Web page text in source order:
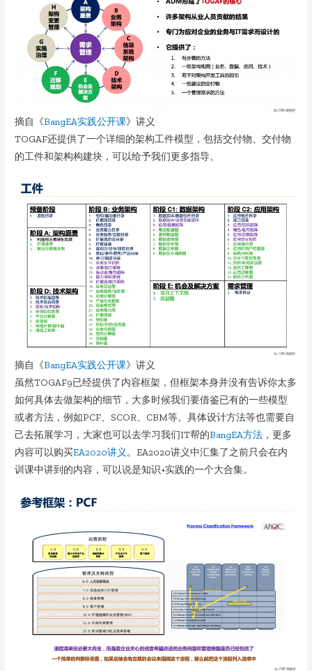
摘自《BangEA实践公开课》讲义
TOGAF还提供了一个详细的架构工件模型，包括交付物、交付物
的工件和架构构建块，可以给予我们更多指导。
摘自《BangEA实践公开课》讲义
虽然TOGAF9已经提供了内容框架，但框架本身并没有告诉你太多
如何具体去做架构的细节，大多时候我们要借鉴已有的一些模型
或者方法，例如PCF、SCOR、CBM等。具体设计方法等也需要自
己去拓展学习，大家也可以去学习我们IT帮的BangEA方法 ，更多
内容可以购买EA2020讲义。EA2020讲义中汇集了之前只会在内
训课中讲到的内容，可以说是知识+实践的一个大合集。